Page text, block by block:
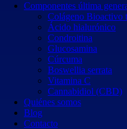
Componentes última
Colágeno Bioactivo
Ácido hialurónico
Condroitina
Glucosamina
Cúrcuma
Boswellia serrata
Vitamina C
Cannabidiol (CBD)
Quiénes somos
Blog
Contacto